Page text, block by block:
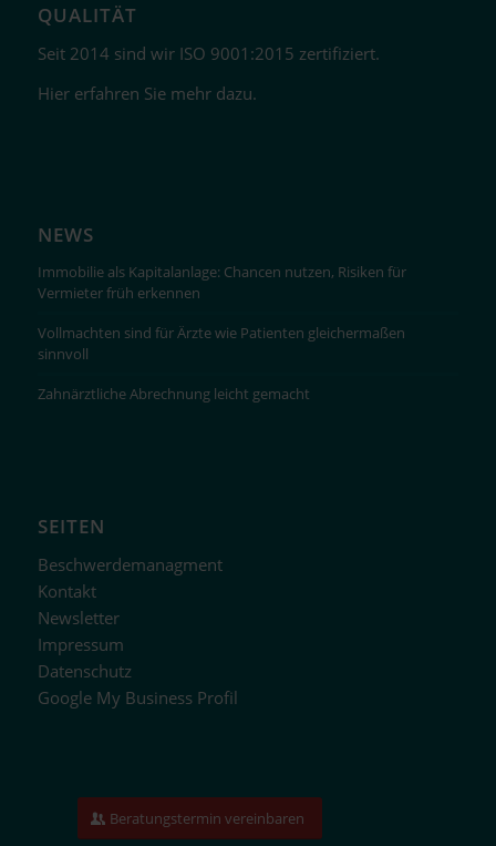
Beratungstermin vereinbaren
QUALITÄT
Seit 2014 sind wir ISO 9001:2015 zertifiziert.
Hier erfahren Sie mehr dazu.
NEWS
Immobilie als Kapitalanlage: Chancen nutzen, Risiken für
Vermieter früh erkennen
Vollmachten sind für Ärzte wie Patienten gleichermaßen
sinnvoll
Zahnärztliche Abrechnung leicht gemacht
SEITEN
Beschwerdemanagment
Kontakt
Newsletter
Impressum
Datenschutz
Google My Business Profil